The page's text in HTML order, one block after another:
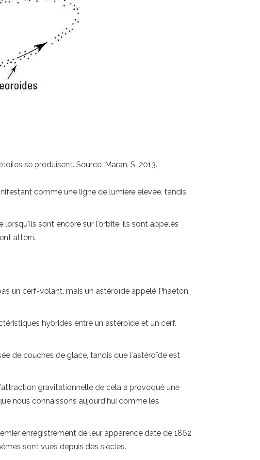
se produisent. Source: Maran, S. 2013.
comme une ligne de lumière élevée, tandis
lorsqu'ils sont encore sur l'orbite, ils sont appelés
atterri.
un cerf-volant, mais un astéroïde appelé Phaeton,
hybrides entre un astéroïde et un cerf.
de couches de glace, tandis que l'astéroïde est
gravitationnelle de cela a provoqué une
nous connaissons aujourd'hui comme les
enregistrement de leur apparence date de 1862
sont vues depuis des siècles.